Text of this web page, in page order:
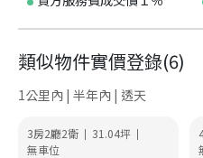
類似物件實價登錄(6)
1公里內 | 半年內 | 透天
3房2廳2衛 | 31.04坪 |
無車位